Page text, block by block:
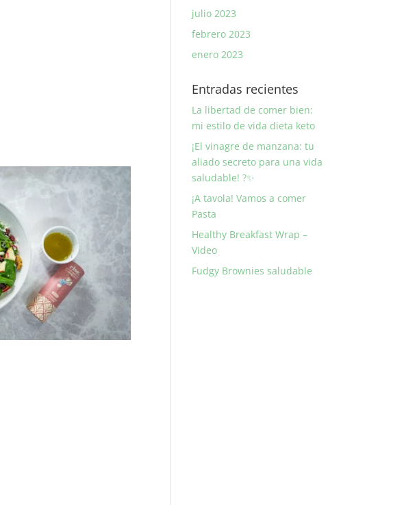
julio 2023
febrero 2023
enero 2023
Entradas recientes
La libertad de comer bien:
mi estilo de vida dieta keto
¡El vinagre de manzana: tu
aliado secreto para una vida
saludable! ?✨
¡A tavola! Vamos a comer
Pasta
Healthy Breakfast Wrap –
Video
Fudgy Brownies saludable